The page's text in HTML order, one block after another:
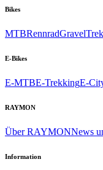
Bikes
MTBRennradGravel
E-Bikes
E-MTBE-TrekkingE-
RAYMON
Über RAYMONNews
Information